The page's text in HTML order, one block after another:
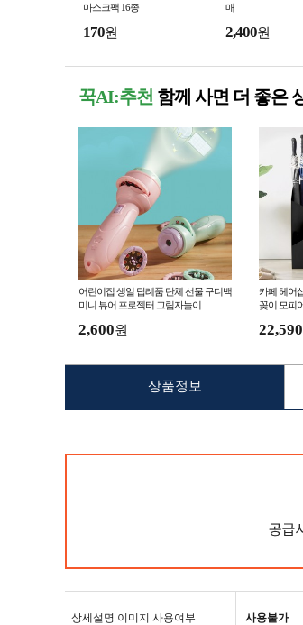
마스크팩 16종
170원
매
2,400원
꾹AI:추천 함께 사면 더 좋은
어린이집 생일 답례품 단체 선물 구디백
미니 뷰어 프로젝터 그림자놀이
2,600원
카페 헤어
꽂이 모피
22,590
상세설명 이미지 사용여부
사용불가
상품정보